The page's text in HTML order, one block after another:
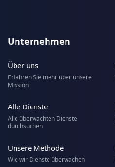
Unternehmen
Über uns
Erfahren Sie mehr über unsere
Mission
Alle Dienste
Alle überwachten Dienste
durchsuchen
Unsere Methode
Wie wir Dienste überwachen